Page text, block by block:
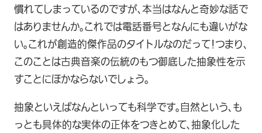
慣れてしまっているのですが、本当はなんと奇妙な話で
はありませんか。これでは電話番号となんにも違いがな
い。これが創造的傑作品のタイトルなのだって！つまり、
このことは古典音楽の伝統のもつ御底した抽象性を示
すことにほかならないでしょう。
抽象といえばなんといっても科学です。自然という、も
っとも具体的な実体の正体をつきとめて、抽象化した